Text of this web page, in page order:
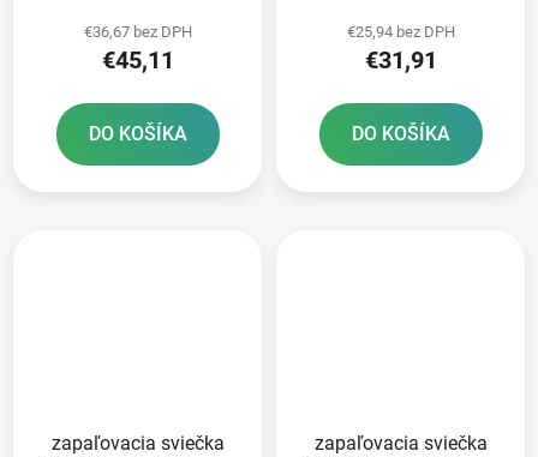
€36,67 bez DPH
€45,11
DO KOŠÍKA
€25,94 bez DPH
€31,91
DO KOŠÍKA
zapaľovacia sviečka
zapaľovacia sviečka